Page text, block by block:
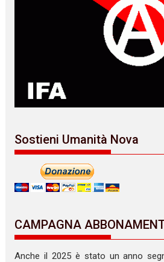
Sostieni Umanità Nova
CAMPAGNA
Anche il 2025 è stato un anno